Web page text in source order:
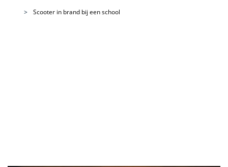
Scooter in brand bij een school